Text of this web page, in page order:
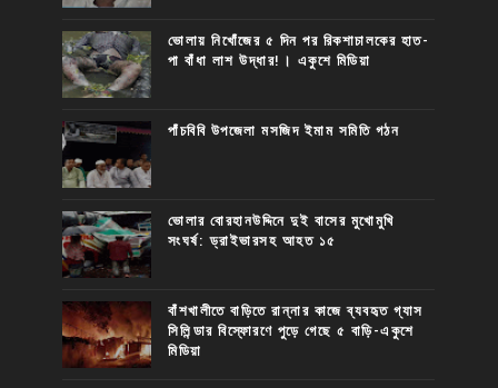
ভোলায় নিখোঁজের ৫ দিন পর রিকশাচালকের হাত-
পা বাঁধা লাশ উদ্ধার!। একুশে মিডিয়া
পাঁচবিবি উপজেলা মসজিদ ইমাম সমিতি গঠন
ভোলার বোরহানউদ্দিনে দুই বাসের মুখোমুখি
সংঘর্ষ: ড্রাইভারসহ আহত ১৫
বাঁশখালীতে বাড়িতে রান্নার কাজে ব্যবহৃত গ্যাস
সিলিন্ডার বিস্ফোরণে পুড়ে গেছে ৫ বাড়ি-একুশে
মিডিয়া